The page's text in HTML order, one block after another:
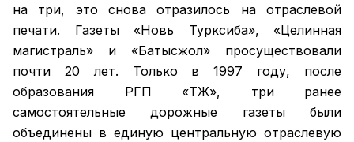
на три, это снова отразилось на отраслевой
печати. Газеты «Новь Турксиба», «Целинная
магистраль» и «Батысжол» просуществовали
почти 20 лет. Только в 1997 году, после
образования РГП «ҚТЖ», три ранее
самостоятельные дорожные газеты были
объединены в единую центральную отраслевую